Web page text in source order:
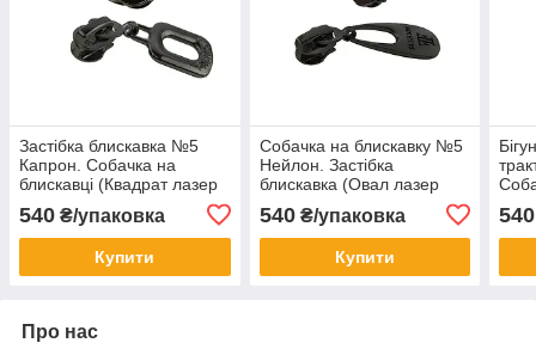
Застібка блискавка №5
Капрон. Собачка на
блискавці (Квадрат лазер
№7) Блек нікель (100шт)
540 ₴/упаковка
Купити
Собачка на блискавку №5
Нейлон. Застібка
блискавка (Овал лазер
№8) Блек нікель (100шт)
540₴/упаковка
Купити
540
Про нас